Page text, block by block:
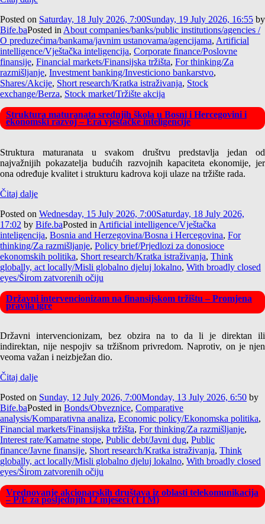
Posted on Saturday, 18 July 2026, 7:00Sunday, 19 July 2026, 16:55 by
Bife.baPosted in About companies/banks/public institutions/agencies /
O preduzećima/bankama/javnim ustanovama/agencijama, Artificial
intelligence/Vještačka inteligencija, Corporate finance/Poslovne
finansije, Financial markets/Finansijska tržišta, For thinking/Za
razmišljanje, Investment banking/Investiciono bankarstvo,
Shares/Akcije, Short research/Kratka istraživanja, Stock
exchange/Berza, Stock market/Tržište akcija
Struktura maturanata srednjih škola u Bosni i Hercegovini i
ekonomski razvoj – Era vještačke inteligencije
Struktura maturanata u svakom društvu predstavlja jedan od
najvažnijih pokazatelja budućih razvojnih kapaciteta ekonomije, jer
ona određuje kvalitet i strukturu kadrova koji ulaze na tržište rada.
Čitaj dalje
Posted on Wednesday, 15 July 2026, 7:00Saturday, 18 July 2026,
17:02 by Bife.baPosted in Artificial intelligence/Vještačka
inteligencija, Bosnia and Herzegovina/Bosna i Hercegovina, For
thinking/Za razmišljanje, Policy brief/Prjedlozi za donosioce
ekonomskih politika, Short research/Kratka istraživanja, Think
globally, act locally/Misli globalno djeluj lokalno, With broadly closed
eyes/Širom zatvorenih očiju
Državni intervencionizam na finansijskom tržištu – Promjena
pravila igre
Državni intervencionizam, bez obzira na to da li je direktan ili
indirektan, nije nespojiv sa tržišnom privredom. Naprotiv, on je njen
veoma važan i neizbježan dio.
Čitaj dalje
Posted on Sunday, 12 July 2026, 7:00Monday, 13 July 2026, 6:50 by
Bife.baPosted in Bonds/Obveznice, Comparative
analysis/Komparativna analiza, Economic policy/Ekonomska politika,
Financial markets/Finansijska tržišta, For thinking/Za razmišljanje,
Interest rate/Kamatne stope, Public debt/Javni dug, Public
finance/Javne finansije, Short research/Kratka istraživanja, Think
globally, act locally/Misli globalno djeluj lokalno, With broadly closed
eyes/Širom zatvorenih očiju
Vrednovanje akcionarskih društava iz oblasti telekomunikacija
– P/E za posljednjih 12 mjeseci (TTM)